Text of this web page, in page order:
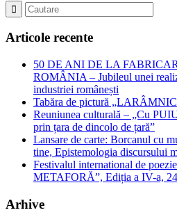
Articole recente
50 DE ANI DE LA
ROMÂNIA – Jubileul unei
industriei românești
Tabăra de pictură
Reuniunea culturală – „Cu
prin țara de dincolo de țară”
Lansare de carte: Borcanul cu
tine, Epistemologia discursului
Festivalul international de
METAFORĂ”, Ediția a IV-a,
Arhive